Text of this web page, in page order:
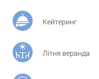
Кейтеринг
Літня веранда